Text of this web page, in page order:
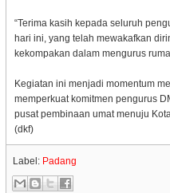
“Terima kasih kepada seluruh
hari ini, yang telah mewakafkan
kekompakan dalam mengurus
Kegiatan ini menjadi momentum
memperkuat komitmen pengurus
pusat pembinaan umat menuju
(dkf)
Label: Padang